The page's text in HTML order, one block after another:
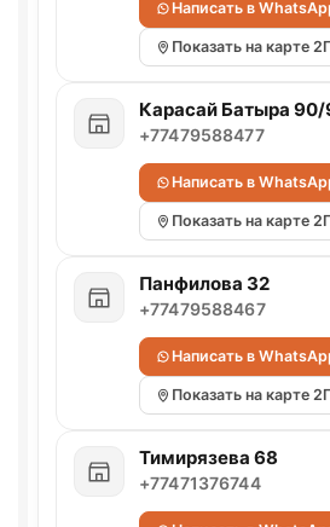
Написать в
Показать на карте
Карасай Батыра 90/
+77479588477
Написать в
Показать на карте
Панфилова 32
+77479588467
Написать в
Показать на карте
Тимирязева 68
+77471376744